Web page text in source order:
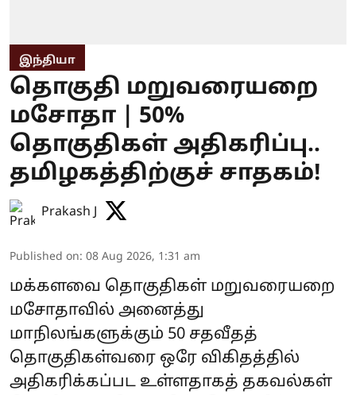
இந்தியா
தொகுதி மறுவரையறை
மசோதா | 50%
தொகுதிகள் அதிகரிப்பு..
தமிழகத்திற்குச் சாதகம்!
Prakash J
Published on: 08 Aug 2026, 1:31 am
மக்களவை தொகுதிகள் மறுவரையறை
மசோதாவில் அனைத்து
மாநிலங்களுக்கும் 50 சதவீதத்
தொகுதிகள்வரை ஒரே விகிதத்தில்
அதிகரிக்கப்பட உள்ளதாகத் தகவல்கள்